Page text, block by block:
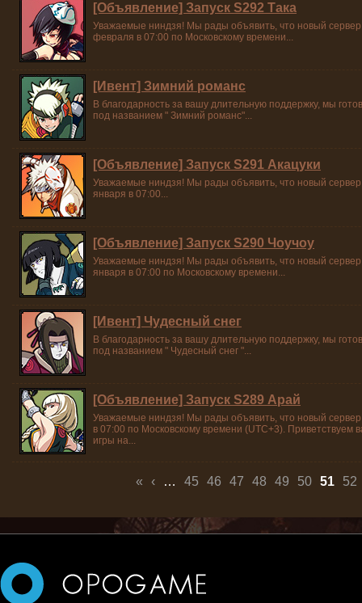
[Объявление] Запуск S292 Така
Уважаемые ниндзя! Мы рады объявить, что новый сервер
февраля в 07:00 по Московскому времени...
[Ивент] Зимний романс
В благодарность за вашу длительную поддержку, мы
под названием " Зимний романс"...
[Объявление] Запуск S291 Акацуки
Уважаемые ниндзя! Мы рады объявить, что новый сервер
января в 07:00...
[Объявление] Запуск S290 Чоучоу
Уважаемые ниндзя! Мы рады объявить, что новый сервер
января в 07:00 по Московскому времени...
[Ивент] Чудесный снег
В благодарность за вашу длительную поддержку, мы
под названием " Чудесный снег "...
[Объявление] Запуск S289 Арай
Уважаемые ниндзя! Мы рады объявить, что новый
в 07:00 по Московскому времени (UTC+3). Приветствуем
игры на...
« ‹ … 45 46 47 48 49 50 51 52